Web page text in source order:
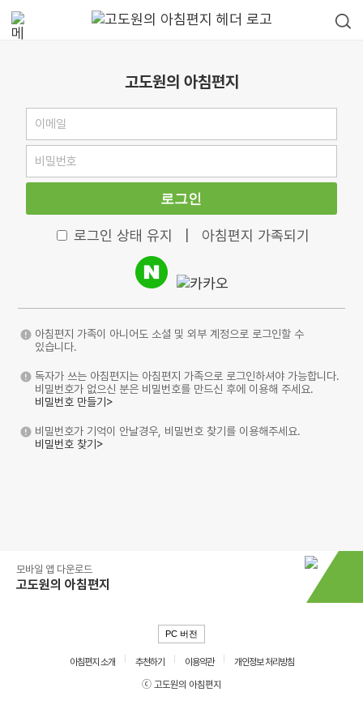
고도원의 아침편지
로그인
로그인 상태 유지 아침편지 가족되기
아침편지 가족이 아니어도 소셜 및 외부 계정으로 로그인할 수
있습니다.
독자가 쓰는 아침편지는 아침편지 가족으로 로그인하셔야 가능합니다.
비밀번호가 없으신 분은 비밀번호를 만드신 후에 이용해 주세요.
비밀번호 만들기>
비밀번호가 기억이 안날경우, 비밀번호 찾기를 이용해주세요.
비밀번호 찾기>
모바일 앱 다운로드
고도원의 아침편지
PC 버전
아침편지 소개 추천하기 이용약관
개인정보 처리방침
ⓒ 고도원의 아침편지